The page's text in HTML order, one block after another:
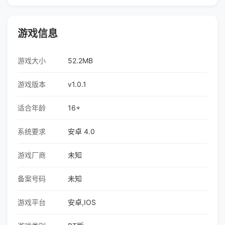
游戏信息
游戏大小 52.2MB
游戏版本 v1.0.1
适合年龄 16+
系统要求 安卓 4.0
游戏厂商 未知
备案号码 未知
游戏平台 安卓,IOS